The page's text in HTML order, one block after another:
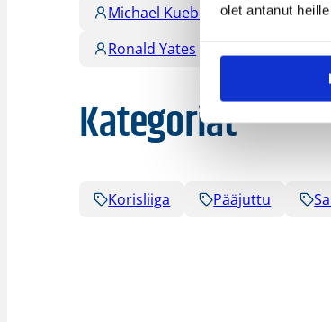
olet antanut
Michael Kuebler
Monte
Ronald Yates
Sami
Kategoriat
Korisliiga Pääjuttu